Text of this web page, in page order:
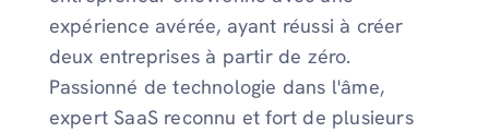
expérience avérée, ayant réussi à créer
deux entreprises à partir de zéro.
Passionné de technologie dans l'âme,
expert SaaS reconnu et fort de plusieurs